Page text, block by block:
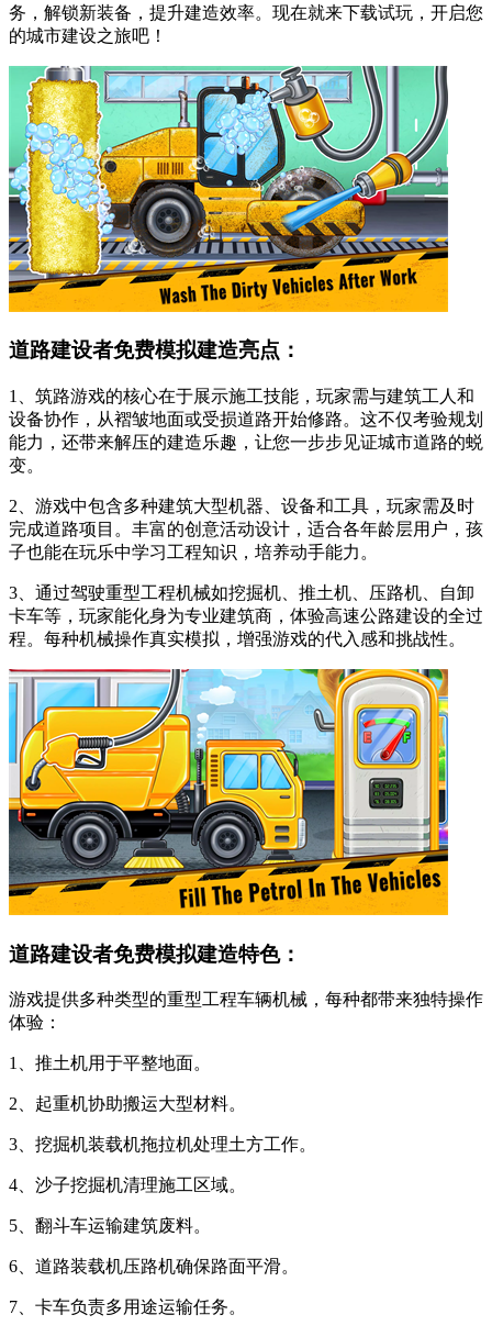
务，解锁新装备，提升建造效率。现在就来下载试玩，开启您
的城市建设之旅吧！
道路建设者免费模拟建造亮点：
1、筑路游戏的核心在于展示施工技能，玩家需与建筑工人和
设备协作，从褶皱地面或受损道路开始修路。这不仅考验规划
能力，还带来解压的建造乐趣，让您一步步见证城市道路的蜕
变。
2、游戏中包含多种建筑大型机器、设备和工具，玩家需及时
完成道路项目。丰富的创意活动设计，适合各年龄层用户，孩
子也能在玩乐中学习工程知识，培养动手能力。
3、通过驾驶重型工程机械如挖掘机、推土机、压路机、自卸
卡车等，玩家能化身为专业建筑商，体验高速公路建设的全过
程。每种机械操作真实模拟，增强游戏的代入感和挑战性。
道路建设者免费模拟建造特色：
游戏提供多种类型的重型工程车辆机械，每种都带来独特操作
体验：
1、推土机用于平整地面。
2、起重机协助搬运大型材料。
3、挖掘机装载机拖拉机处理土方工作。
4、沙子挖掘机清理施工区域。
5、翻斗车运输建筑废料。
6、道路装载机压路机确保路面平滑。
7、卡车负责多用途运输任务。